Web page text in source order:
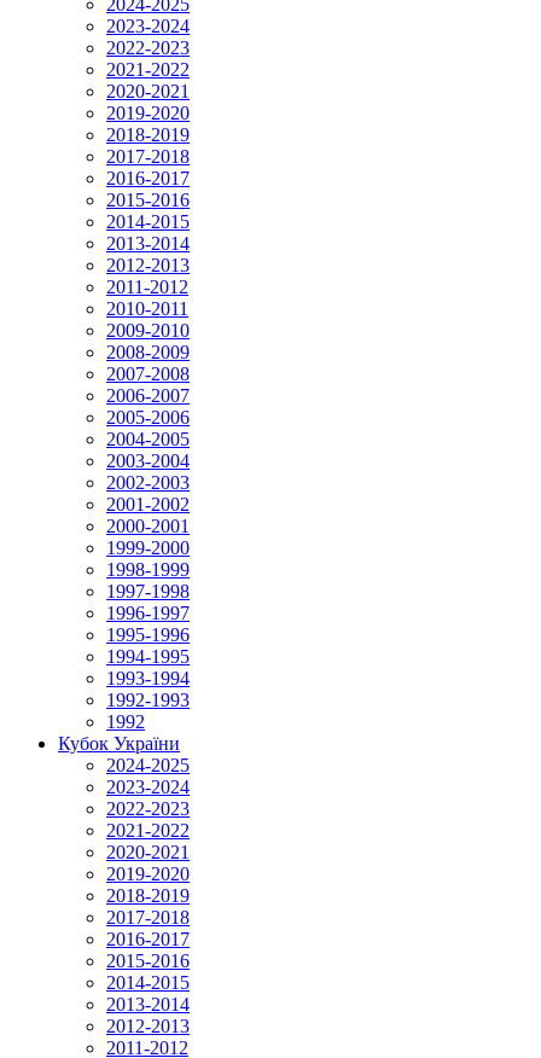
2024-2025
2023-2024
2022-2023
2021-2022
2020-2021
2019-2020
2018-2019
2017-2018
2016-2017
2015-2016
2014-2015
2013-2014
2012-2013
2011-2012
2010-2011
2009-2010
2008-2009
2007-2008
2006-2007
2005-2006
2004-2005
2003-2004
2002-2003
2001-2002
2000-2001
1999-2000
1998-1999
1997-1998
1996-1997
1995-1996
1994-1995
1993-1994
1992-1993
1992
Кубок України
2024-2025
2023-2024
2022-2023
2021-2022
2020-2021
2019-2020
2018-2019
2017-2018
2016-2017
2015-2016
2014-2015
2013-2014
2012-2013
2011-2012